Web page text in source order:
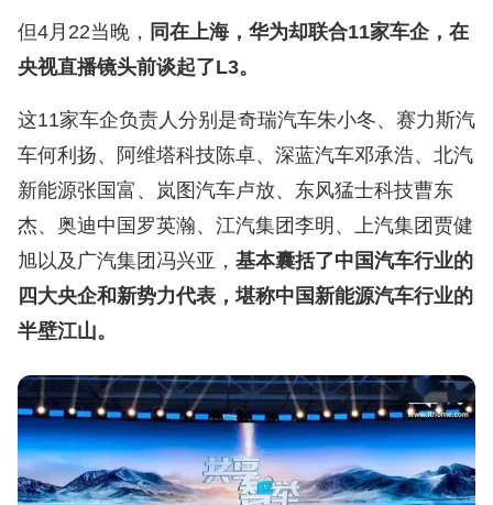
但4月22当晚， 同在上海，华为却联合11家车企，在
央视直播镜头前谈起了L3。
这11家车企负责人分别是奇瑞汽车朱小冬、赛力斯汽
车何利扬、阿维塔科技陈卓、深蓝汽车邓承浩、北汽
新能源张国富、岚图汽车卢放、东风猛士科技曹东
杰、奥迪中国罗英瀚、江汽集团李明、上汽集团贾健
旭以及广汽集团冯兴亚， 基本囊括了中国汽车行业的
四大央企和新势力代表，堪称中国新能源汽车行业的
半壁江山。